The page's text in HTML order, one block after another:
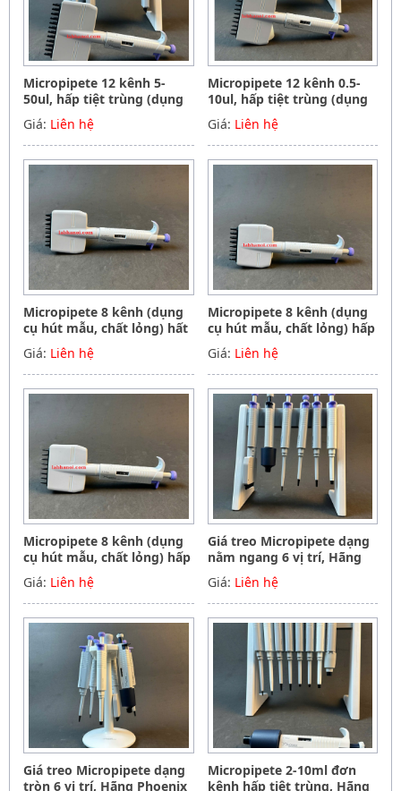
Micropipete 12 kênh 5-
50ul, hấp tiệt trùng (dụng
cụ hút mẫu, chất lỏng),
Hãng Phoenix instrument
Germany
Giá: Liên hệ
Micropipete 12 kênh 0.5-
10ul, hấp tiệt trùng (dụng
cụ hút mẫu, chất lỏng),
Hãng Phoenix instrument
Germany
Giá: Liên hệ
Micropipete 8 kênh (dụng
cụ hút mẫu, chất lỏng) hất
tiệt trùng 50-300ul, Hãng
Phoenix instrument
Germany
Giá: Liên hệ
Micropipete 8 kênh (dụng
cụ hút mẫu, chất lỏng) hấp
tiệt trùng 5-50ul, Hãng
Phoenix instrument
Germany
Giá: Liên hệ
Micropipete 8 kênh (dụng
cụ hút mẫu, chất lỏng) hấp
tiệt trùng 0.5-10ul, Hãng
Phoenix instrument
Germany
Giá: Liên hệ
Giá treo Micropipete dạng
nằm ngang 6 vị trí, Hãng
Phoenix instrument
Germany
Giá: Liên hệ
Giá treo Micropipete dạng
tròn 6 vị trí, Hãng Phoenix
Micropipete 2-10ml đơn
kênh hấp tiệt trùng, Hãng